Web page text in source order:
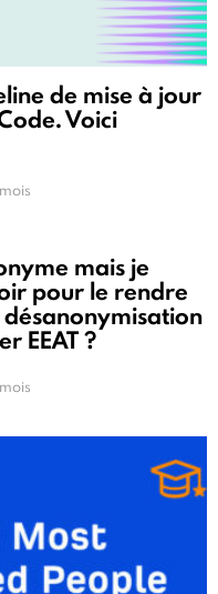
de mise à jour
Voici
mais je
pour le rendre
EEAT ?